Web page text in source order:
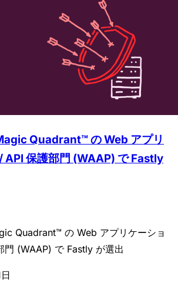
Quadrant™ の Web アプリ
API 保護部門 (WAAP) で Fastly
Quadrant™ の Web アプリケーショ
門 (WAAP) で Fastly が選出